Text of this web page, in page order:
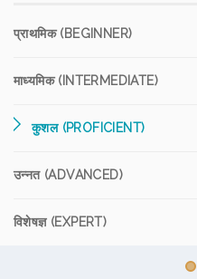
प्राथमिक (BEGINNER)
माध्यमिक (INTERMEDIATE)
कुशल (PROFICIENT)
उन्नत (ADVANCED)
विशेषज्ञ (EXPERT)